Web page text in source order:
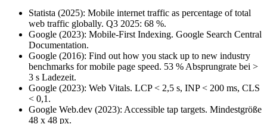
Statista (2025): Mobile internet traffic as percentage of total
web traffic globally. Q3 2025: 68 %.
Google (2023): Mobile-First Indexing. Google Search Central
Documentation.
Google (2016): Find out how you stack up to new industry
benchmarks for mobile page speed. 53 % Absprungrate bei >
3 s Ladezeit.
Google (2023): Web Vitals. LCP < 2,5 s, INP < 200 ms, CLS
< 0,1.
Google Web.dev (2023): Accessible tap targets. Mindestgröße
48 x 48 px.